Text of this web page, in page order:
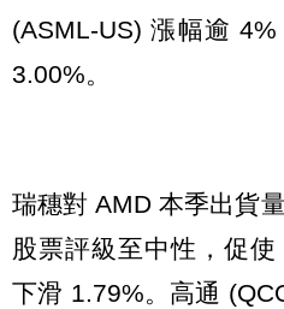
(ASML-US) 漲幅逾
3.00%。
瑞穗對 AMD 本季出貨
股票評級至中性，促
下滑 1.79%。高通